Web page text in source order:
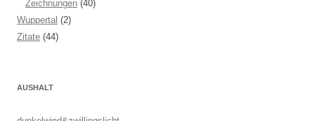
Zeichnungen (40)
Wuppertal (2)
Zitate (44)
AUSHALT